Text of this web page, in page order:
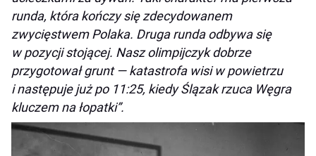
runda, która kończy się zdecydowanem
zwycięstwem Polaka. Druga runda odbywa się
w pozycji stojącej. Nasz olimpijczyk dobrze
przygotował grunt — katastrofa wisi w powietrzu
i następuje już po 11:25, kiedy Ślązak rzuca Węgra
kluczem na łopatki”.